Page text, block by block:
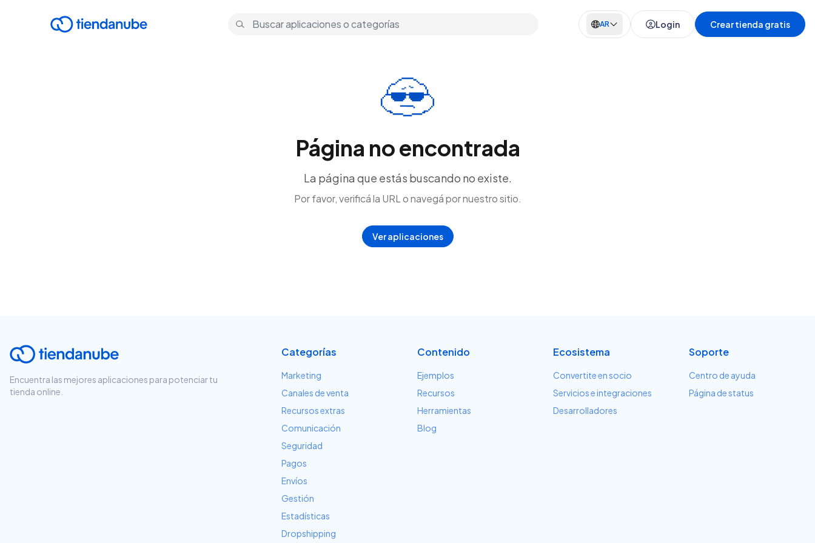
AR Login Crear tienda gratis
Página no encontrada
La página que estás buscando no existe.
Por favor, verificá la URL o navegá por nuestro sitio.
Ver aplicaciones
Encuentra las mejores aplicaciones para potenciar tu
tienda online.
Categorías
Marketing
Canales de venta
Recursos extras
Comunicación
Seguridad
Pagos
Envíos
Gestión
Estadísticas
Dropshipping
Contenido
Ejemplos
Recursos
Herramientas
Blog
Ecosistema
Convertite en socio
Servicios e integraciones
Desarrolladores
Soporte
Centro de ayuda
Página de status